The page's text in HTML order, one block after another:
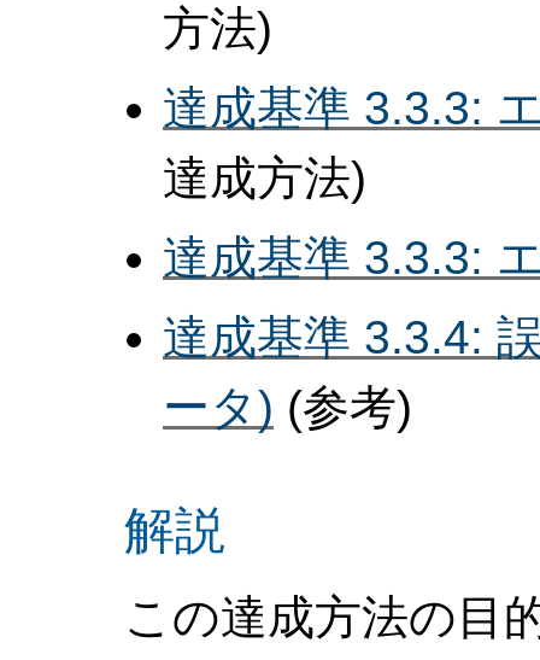
方法)
達成基準 3.3.3:
達成方法)
達成基準 3.3.3:
達成基準 3.3.4:
ータ) (参考)
解説
この達成方法の目